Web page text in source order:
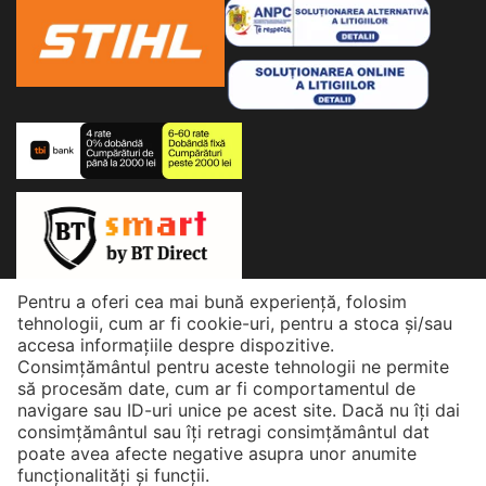
drum sau a unei fundatii, alegerea unui echipament
potrivit iti garanteaza rezultate durabile si de calitate.
PeeMatix.ro gasesti modele performante, adaptate
atat pentru proiecte mici, cat si pentru utilizare
Ce trebuie sa stii despre placile compactoare?
Placa compactoare este o masina puternica,
conceputa pentru a nivela si compacta terenul prin
vibratii puternice. Acest proces asigura o baza solida
pentru asfalt, pavaje si alte structuri. Diferentele dintre
modele sunt date de tipul de motor, dimensiunea placii
si forta de compactare. Alegerea corecta depinde de
tipul de material pe care trebuie sa il compactezi si de
dimensiunea suprafetei de lucru.
Tipuri de placi compactoare
Placi compactoare unidirectionale – Ideale pentru
© 2026 eMatix. Powered by Matix Power
Pentru a oferi cea mai bună experiență, folosim
tehnologii, cum ar fi cookie-uri, pentru a stoca și/sau
accesa informațiile despre dispozitive.
Consimțământul pentru aceste tehnologii ne permite
să procesăm date, cum ar fi comportamentul de
navigare sau ID-uri unice pe acest site. Dacă nu îți dai
consimțământul sau îți retragi consimțământul dat
poate avea afecte negative asupra unor anumite
funcționalități și funcții.